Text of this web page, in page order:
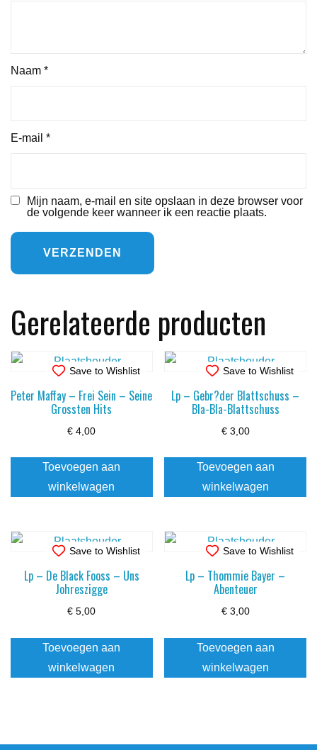
Naam *
E-mail *
Mijn naam, e-mail en site opslaan in deze browser voor
de volgende keer wanneer ik een reactie plaats.
Gerelateerde producten
Save to Wishlist
Peter Maffay – Frei Sein – Seine
Grossten Hits
€ 4,00
Toevoegen aan
winkelwagen
Save to Wishlist
Lp – Gebr?der Blattschuss –
Bla-Bla-Blattschuss
€3,00
Toevoegen aan
winkelwagen
Save to Wishlist
Lp – De Black Fooss – Uns
Johreszigge
€ 5,00
Toevoegen aan
winkelwagen
Save to Wishlist
Lp – Thommie Bayer –
Abenteuer
€3,00
Toevoegen aan
winkelwagen